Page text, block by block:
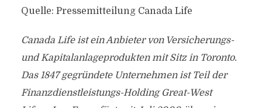
Quelle: Pressemitteilung Canada Life
Canada Life ist ein Anbieter von Versicherungs-
und Kapitalanlageprodukten mit Sitz in Toronto.
Das 1847 gegründete Unternehmen ist Teil der
Finanzdienstleistungs-Holding Great-West